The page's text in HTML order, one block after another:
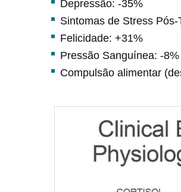
Depressão: -35%
Sintomas de Stress
Felicidade: +31%
Pressão Sanguínea: -8%
Compulsão alimentar